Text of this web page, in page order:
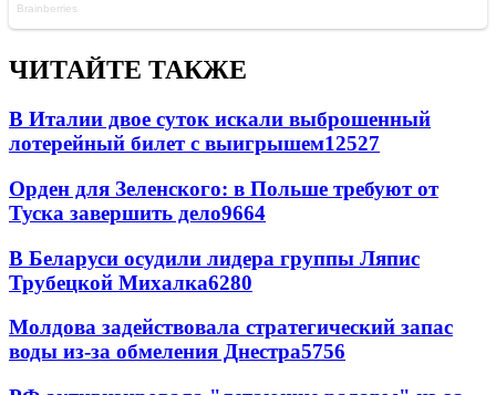
ЧИТАЙТЕ ТАКЖЕ
В Италии двое суток искали выброшенный
лотерейный билет с выигрышем12527
Орден для Зеленского: в Польше требуют от
Туска завершить дело9664
В Беларуси осудили лидера группы Ляпис
Трубецкой Михалка6280
Молдова задействовала стратегический запас
воды из-за обмеления Днестра5756